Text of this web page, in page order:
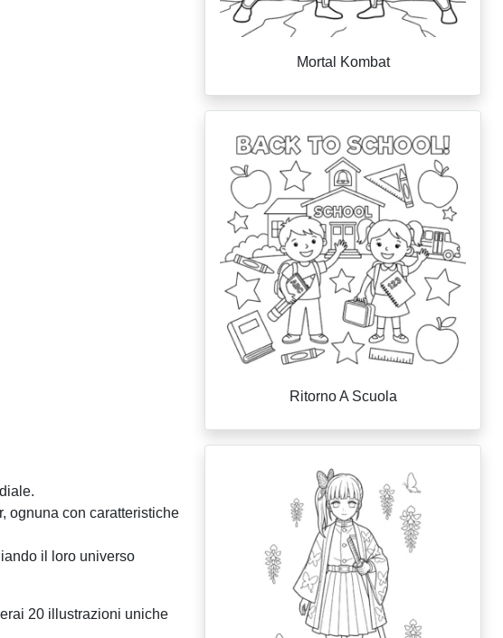
ognuna con caratteristiche
il loro universo
20 illustrazioni uniche
Mortal Kombat
Ritorno A Scuola